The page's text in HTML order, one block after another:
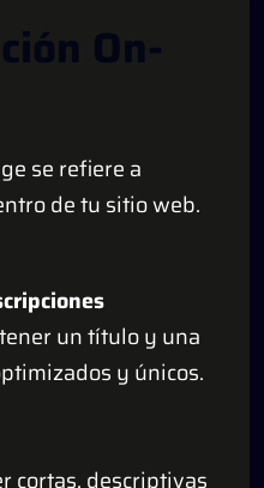
On-
se refiere a
de tu sitio web.
un título y una
y únicos.
cortas, descriptivas